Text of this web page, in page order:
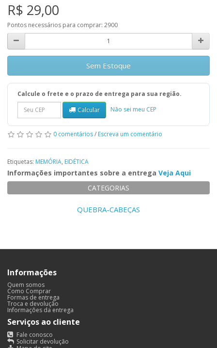
R$ 29,00
Pontos necessários para comprar: 2900
Sem Estoque
Calcule o frete e o prazo de entrega para sua região.
Calcular
Não sei meu CEP
0 comentários/ Escreva um comentário
Etiquetas: MEMÓRIA, EIDÉTICA
Informações importantes sobre a entrega Veja Aqui
CATEGORIAS
QUEBRA-CABEÇAS
Informações
Quem somos
Como Comprar
Formas de entrega
Troca e devolução
Informações da entrega
Serviços ao cliente
Fale conosco
Solicitar devolução